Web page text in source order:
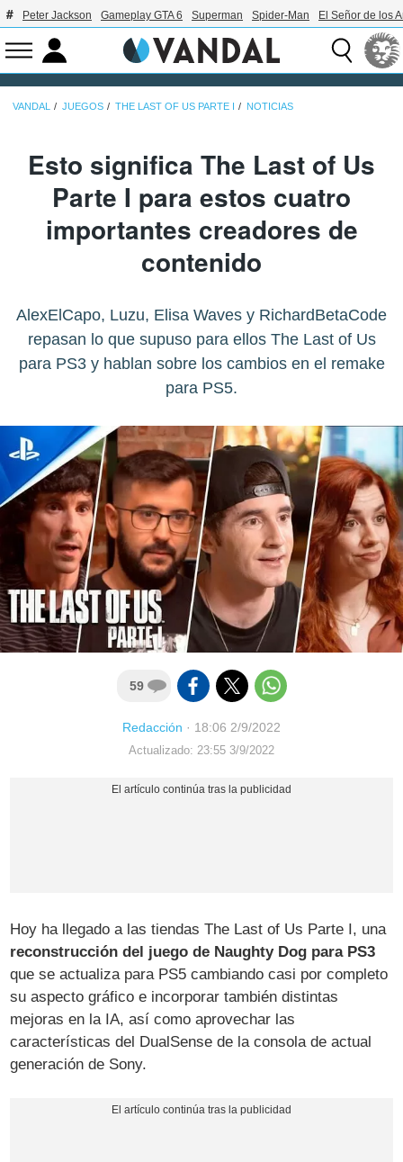
Peter Jackson Gameplay GTA 6 Superman Spider-Man El Señor de los
VANDAL JUEGOS THE LAST OF US PARTE I NOTICIAS
Esto significa The Last of Us
Parte I para estos cuatro
importantes creadores de
contenido
AlexElCapo, Luzu, Elisa Waves y RichardBetaCode
repasan lo que supuso para ellos The Last of Us
para PS3 y hablan sobre los cambios en el remake
para PS5.
59
Redacción · 18:06 2/9/2022
Actualizado: 23:55 3/9/2022
Hoy ha llegado a las tiendas The Last of Us Parte I, una
reconstrucción del juego de Naughty Dog para PS3
que se actualiza para PS5 cambiando casi por completo
su aspecto gráfico e incorporar también distintas
mejoras en la IA, así como aprovechar las
características del DualSense de la consola de actual
generación de Sony.